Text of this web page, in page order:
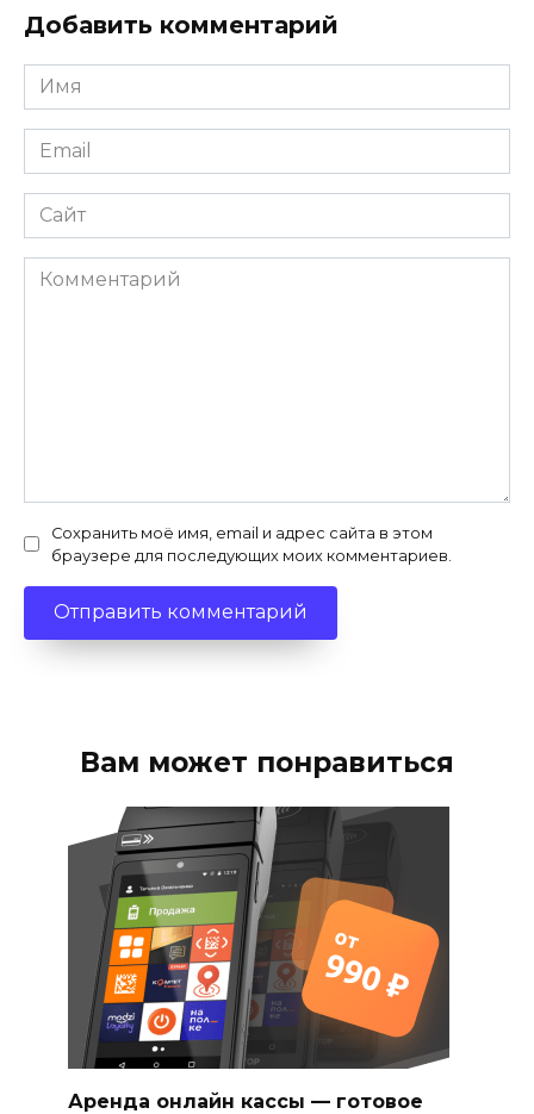
Добавить комментарий
Имя
*
Email
*
Сайт
Комментарий
Сохранить моё имя, email и адрес сайта в этом
браузере для последующих моих комментариев.
Вам может понравиться
Аренда онлайн кассы — готовое